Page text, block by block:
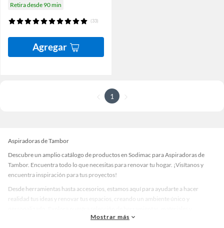
Retira desde 90 min
(33)
Agregar
1
Aspiradoras de Tambor
Descubre un amplio catálogo de productos en Sodimac para Aspiradoras de
Tambor. Encuentra todo lo que necesitas para renovar tu hogar. ¡Visítanos y
encuentra inspiración para tus proyectos!
Desde herramientas hasta accesorios, estamos aquí para ayudarte a hacer
realidad tus ideas y renovar tus espacios, creando un ambiente único y
accesorios de calidad que te ayudarán a crear un espacio más tú.
Mostrar más